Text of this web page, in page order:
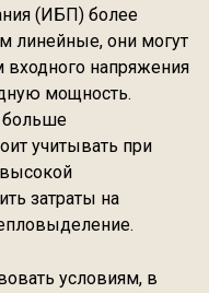
(ИБП) более
линейные, они могут
входного напряжения
мощность.
больше
учитывать при
затраты на
условиям, в